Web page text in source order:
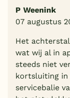
P Weenink
07 augustus
Het
wat wij al in
steeds niet
kortsluiting in
servicebalie